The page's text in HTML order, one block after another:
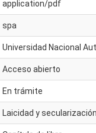
application/pdf
spa
Universidad Nacional
Acceso abierto
En trámite
Laicidad y